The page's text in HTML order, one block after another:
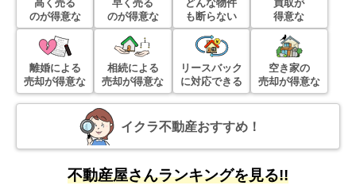
状態:更地 土地面積:153
1,400万円 2023年7月
愛知県あま市西今宿
更地 土地面積: 187㎡
2,000万円
高く売る
のが得意な
早く売る
のが得意な
どんな物件
も断らない
買取が
得意な
離婚による
売却が得意な
相続による
売却が得意な
リースバック
に対応できる
空き家の
売却が得意な
イクラ不動産おすすめ！
不動産屋さんランキングを見る!!